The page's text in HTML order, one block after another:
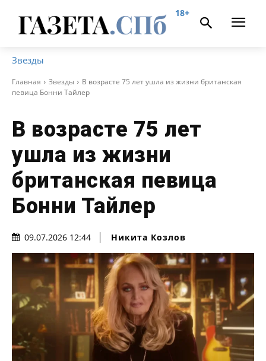
18+
Звезды
Главная Звезды
В возрасте 75 лет ушла из жизни британская
певица Бонни Тайлер
В возрасте 75 лет
ушла из жизни
британская певица
Бонни Тайлер
09.07.2026 12:44 Никита Козлов